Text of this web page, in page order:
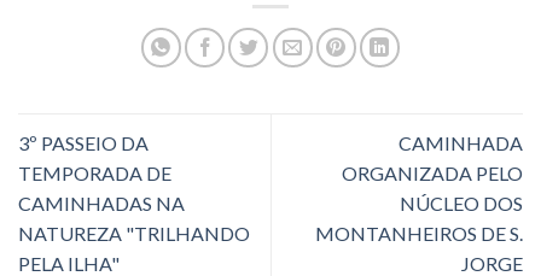
3º PASSEIO DA
TEMPORADA DE
CAMINHADAS NA
NATUREZA "TRILHANDO
PELA ILHA"
CAMINHADA
ORGANIZADA PELO
NÚCLEO DOS
MONTANHEIROS DE S.
JORGE